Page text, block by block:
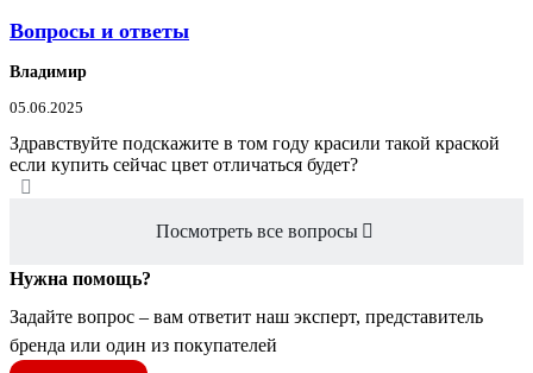
Вопросы и ответы
Владимир
05.06.2025
Здравствуйте подскажите в том году красили такой краской
если купить сейчас цвет отличаться будет?
Посмотреть все вопросы
Нужна помощь?
Задайте вопрос – вам ответит наш эксперт, представитель
бренда или один из покупателей